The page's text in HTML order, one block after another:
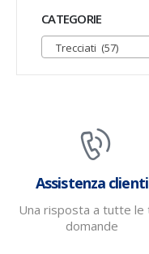
CATEGORIE
Trecciati (57)
Assistenza clienti
Una risposta a tutte le
domande